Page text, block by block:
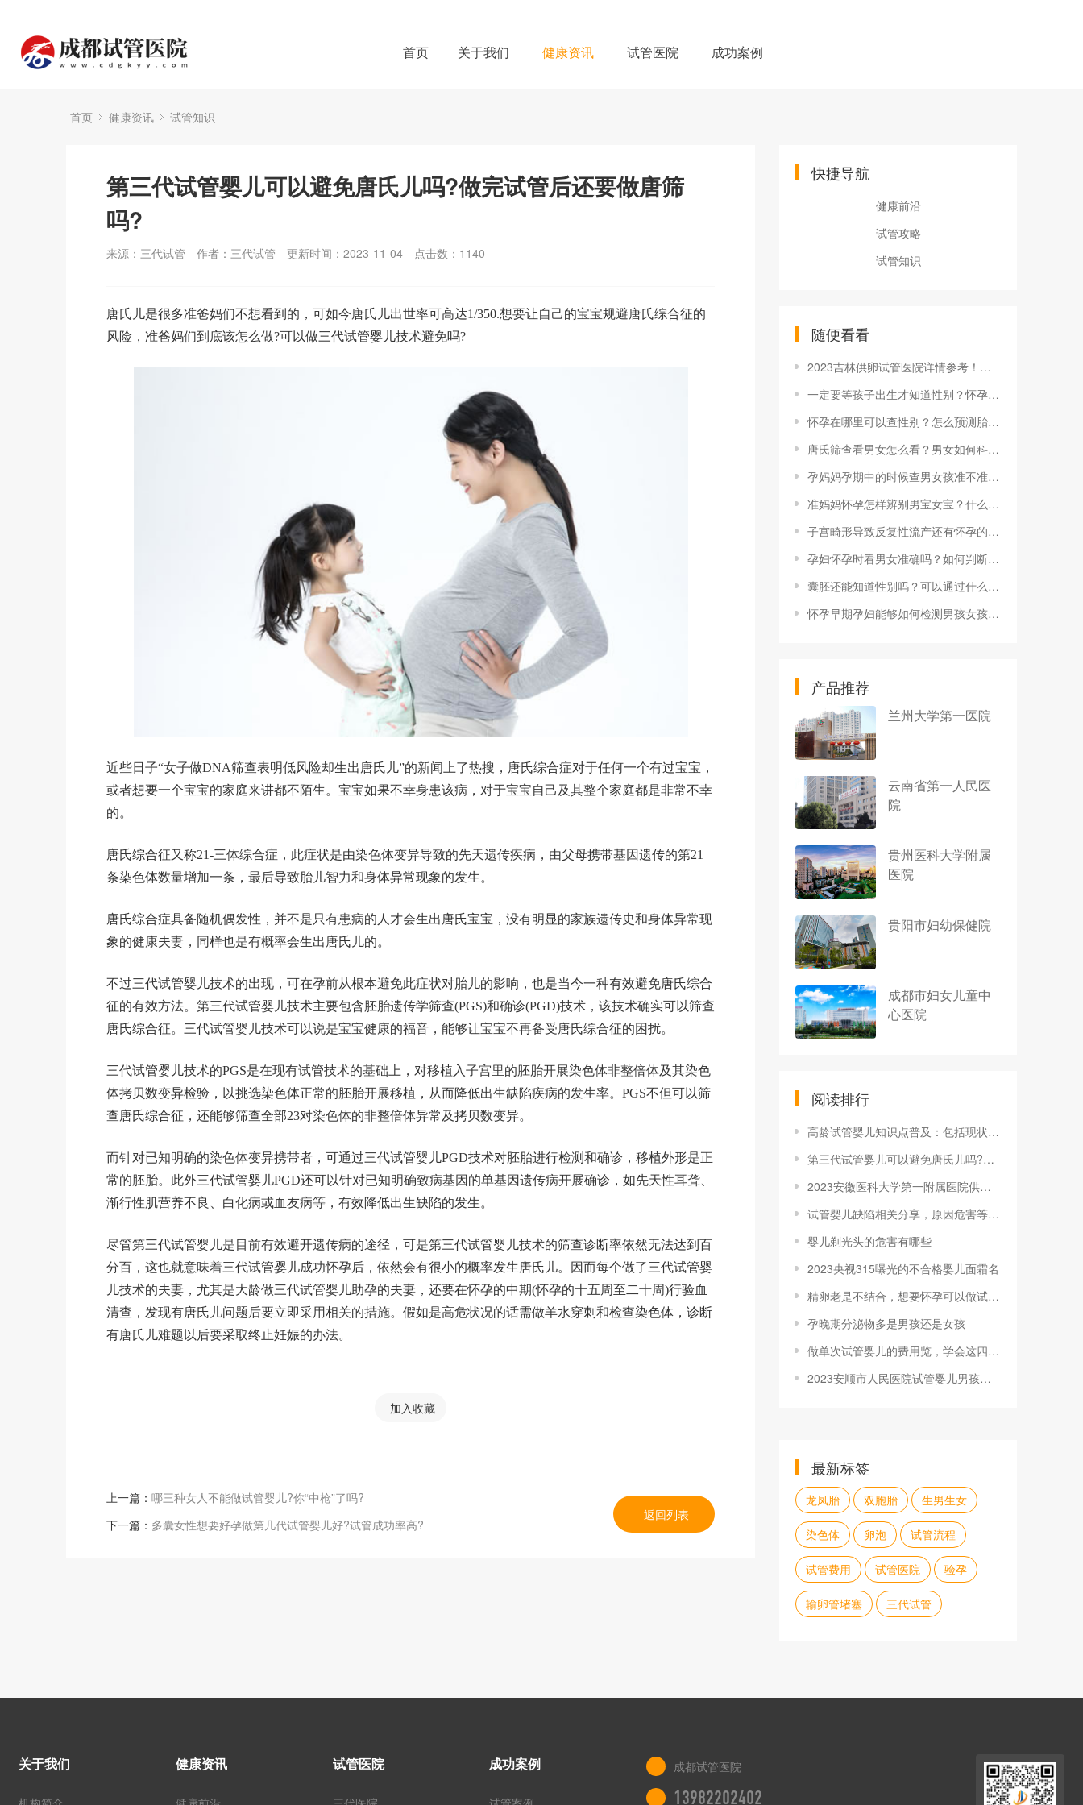
首页 关于我们 健康资讯 试管医院 成功案例
首页 健康资讯 试管知识
第三代试管婴儿可以避免唐氏儿吗?做完试管后还要做唐筛
吗?
来源：三代试管 作者：三代试管 更新时间：2023-11-04 点击数： 1140
唐氏儿是很多准爸妈们不想看到的，可如今唐氏儿出世率可高达1/350.想要让自己的宝宝规避唐氏综合征的
风险，准爸妈们到底该怎么做?可以做三代试管婴儿技术避免吗?
近些日子“女子做DNA筛查表明低风险却生出唐氏儿”的新闻上了热搜，唐氏综合症对于任何一个有过宝宝，
或者想要一个宝宝的家庭来讲都不陌生。宝宝如果不幸身患该病，对于宝宝自己及其整个家庭都是非常不幸
的。
唐氏综合征又称21-三体综合症，此症状是由染色体变异导致的先天遗传疾病，由父母携带基因遗传的第21
条染色体数量增加一条，最后导致胎儿智力和身体异常现象的发生。
唐氏综合症具备随机偶发性，并不是只有患病的人才会生出唐氏宝宝，没有明显的家族遗传史和身体异常现
象的健康夫妻，同样也是有概率会生出唐氏儿的。
不过三代试管婴儿技术的出现，可在孕前从根本避免此症状对胎儿的影响，也是当今一种有效避免唐氏综合
征的有效方法。第三代试管婴儿技术主要包含胚胎遗传学筛查(PGS)和确诊(PGD)技术，该技术确实可以筛查
唐氏综合征。三代试管婴儿技术可以说是宝宝健康的福音，能够让宝宝不再备受唐氏综合征的困扰。
三代试管婴儿技术的PGS是在现有试管技术的基础上，对移植入子宫里的胚胎开展染色体非整倍体及其染色
体拷贝数变异检验，以挑选染色体正常的胚胎开展移植，从而降低出生缺陷疾病的发生率。PGS不但可以筛
查唐氏综合征，还能够筛查全部23对染色体的非整倍体异常及拷贝数变异。
而针对已知明确的染色体变异携带者，可通过三代试管婴儿PGD技术对胚胎进行检测和确诊，移植外形是正
常的胚胎。此外三代试管婴儿PGD还可以针对已知明确致病基因的单基因遗传病开展确诊，如先天性耳聋、
渐行性肌营养不良、白化病或血友病等，有效降低出生缺陷的发生。
尽管第三代试管婴儿是目前有效避开遗传病的途径，可是第三代试管婴儿技术的筛查诊断率依然无法达到百
分百，这也就意味着三代试管婴儿成功怀孕后，依然会有很小的概率发生唐氏儿。因而每个做了三代试管婴
儿技术的夫妻，尤其是大龄做三代试管婴儿助孕的夫妻，还要在怀孕的中期(怀孕的十五周至二十周)行验血
清查，发现有唐氏儿问题后要立即采用相关的措施。假如是高危状况的话需做羊水穿刺和检查染色体，诊断
有唐氏儿难题以后要采取终止妊娠的办法。
加入收藏
上一篇： 哪三种女人不能做试管婴儿?你“中枪”了吗?
下一篇： 多囊女性想要好孕做第几代试管婴儿好?试管成功率高?
返回列表
快捷导航
健康前沿
试管攻略
试管知识
随便看看
2023吉林供卵试管医院详情参考！为什么国内卵源如此难等
一定要等孩子出生才知道性别？怀孕初期怎么判断男女？
怀孕在哪里可以查性别？怎么预测胎儿性别？
唐氏筛查看男女怎么看？男女如何科学看出来？
孕妈妈孕期中的时候查男女孩准不准？检查流程是什么？
准妈妈怀孕怎样辨别男宝女宝？什么时候可以看？
子宫畸形导致反复性流产还有怀孕的可能性吗
孕妇怀孕时看男女准确吗？如何判断胎儿性别？
囊胚还能知道性别吗？可以通过什么方式检查胎儿性别？
怀孕早期孕妇能够如何检测男孩女孩？测男孩女孩的方式是怎样的？
产品推荐
兰州大学第一医院
云南省第一人民医
院
贵州医科大学附属
医院
贵阳市妇幼保健院
成都市妇女儿童中
心医院
阅读排行
高龄试管婴儿知识点普及：包括现状、孕妈会
第三代试管婴儿可以避免唐氏儿吗?做完试管
2023安徽医科大学第一附属医院供卵试管
试管婴儿缺陷相关分享，原因危害等你想知道
婴儿剃光头的危害有哪些
2023央视315曝光的不合格婴儿面霜名
精卵老是不结合，想要怀孕可以做试管婴儿吗
孕晚期分泌物多是男孩还是女孩
做单次试管婴儿的费用览，学会这四招能帮你
2023安顺市人民医院试管婴儿男孩费用要
最新标签
龙凤胎 双胞胎 生男生女
染色体 卵泡 试管流程
试管费用 试管医院 验孕
输卵管堵塞 三代试管
关于我们 健康资讯 试管医院 成功案例 成都试管医院
13982202402